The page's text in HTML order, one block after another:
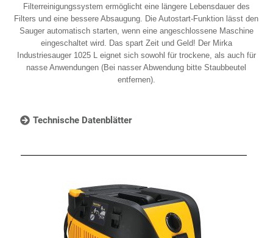
Filterreinigungssystem ermöglicht eine längere Lebensdauer des
Filters und eine bessere Absaugung. Die Autostart-Funktion lässt den
Sauger automatisch starten, wenn eine angeschlossene Maschine
eingeschaltet wird. Das spart Zeit und Geld! Der Mirka
Industriesauger 1025 L eignet sich sowohl für trockene, als auch für
nasse Anwendungen (Bei nasser Abwendung bitte Staubbeutel
entfernen).
Technische Datenblätter